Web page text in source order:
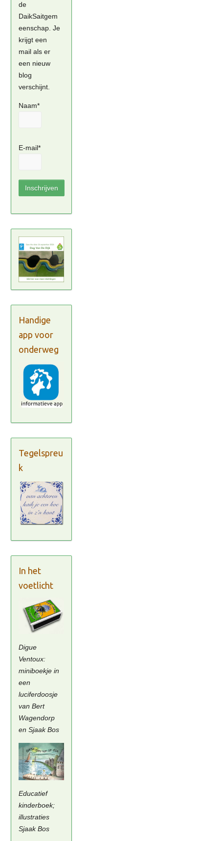
de
DaikSaitgem
eenschap. Je
krijgt een
mail als er
een nieuw
blog
verschijnt.
Naam*
E-mail*
Handige
app voor
onderweg
Tegelspreu
k
In het
voetlicht
Digue
Ventoux:
miniboekje in
een
luciferdoosje
van Bert
Wagendorp
en Sjaak Bos
Educatief
kinderboek;
illustraties
Sjaak Bos